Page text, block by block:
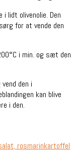
lidt olivenolie. Den
for at vende den
i min. og sæt den
den i
kan blive
i den.